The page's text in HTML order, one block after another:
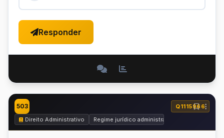
Responder
503
Q1115966
Direito Administrativo
Regime jurídico administrativo